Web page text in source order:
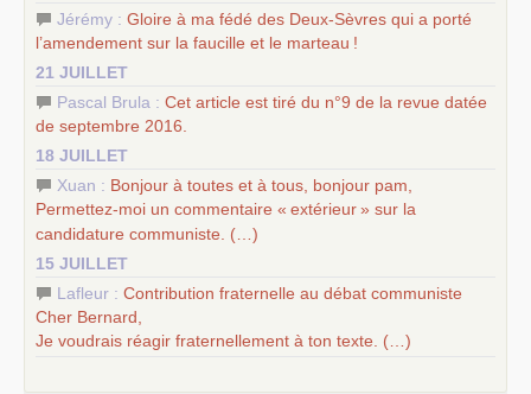
Jérémy : Gloire à ma fédé des Deux-Sèvres qui a porté
l’amendement sur la faucille et le marteau !
21 JUILLET
Pascal Brula : Cet article est tiré du n°9 de la revue datée
de septembre 2016.
18 JUILLET
Xuan : Bonjour à toutes et à tous, bonjour pam,
Permettez-moi un commentaire « extérieur» sur la
candidature communiste. (…)
15 JUILLET
Lafleur : Contribution fraternelle au débat communiste
Cher Bernard,
Je voudrais réagir fraternellement à ton texte. (…)